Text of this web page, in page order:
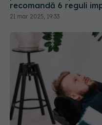
De ce ajungem să
medicament și unde
05 iun 2026, 17:57